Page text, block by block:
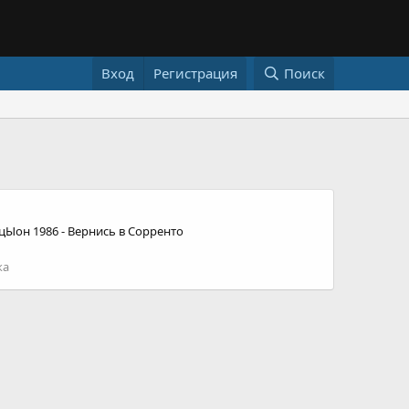
Вход Регистрация Поиск
1986 - Вернись в Сорренто